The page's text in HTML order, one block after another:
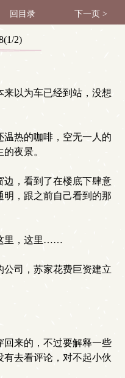
回目录 下一页 >
2)
以为车已经到站，没想
热的咖啡，空无一人的
夜景。
边，看到了在楼底下肆意
明，跟之前自己看到的那
里，这里……
司，苏家花费巨资建立
回来的，不过要解释一些
去看评论，对不起小伙